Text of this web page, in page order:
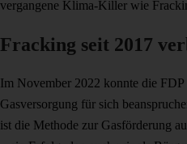
vergangene Klima-Killer wie
Fracking seit 2017
Im November 2022 konnte die
Gasversorgung für sich
ist die Methode zur Gasförderung